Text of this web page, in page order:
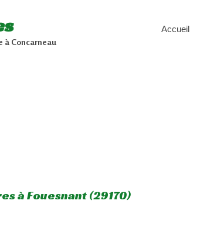
Accueil
à Concarneau
à Fouesnant (29170)